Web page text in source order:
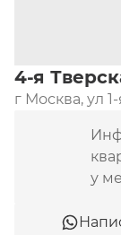
4-я
г Москва, ул
у